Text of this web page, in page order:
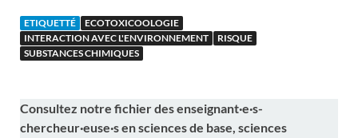
ETIQUETTÉ
ECOTOXICOOLOGIE
INTERACTION AVEC L'ENVIRONNEMENT
RISQUE
SUBSTANCES CHIMIQUES
Consultez notre fichier des enseignant·e·s-
chercheur·euse·s en sciences de base, sciences